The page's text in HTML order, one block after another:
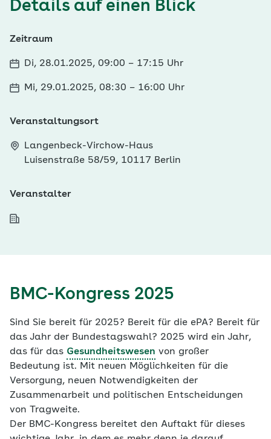
Details auf einen Blick
Zeitraum
Di, 28.01.2025, 09:00 – 17:15 Uhr
Mi, 29.01.2025, 08:30 – 16:00 Uhr
Veranstaltungsort
Langenbeck-Virchow-Haus
Luisenstraße 58/59, 10117 Berlin
Veranstalter
BMC-Kongress 2025
Sind Sie bereit für 2025? Bereit für die ePA? Bereit für
das Jahr der Bundestagswahl? 2025 wird ein Jahr,
das für das Gesundheitswesen von großer
Bedeutung ist. Mit neuen Möglichkeiten für die
Versorgung, neuen Notwendigkeiten der
Zusammenarbeit und politischen Entscheidungen
von Tragweite.
Der BMC-Kongress bereitet den Auftakt für dieses